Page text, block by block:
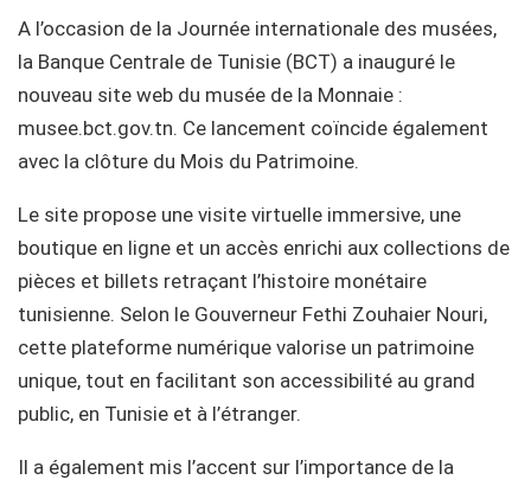
A l’occasion de la Journée internationale des musées,
la Banque Centrale de Tunisie (BCT) a inauguré le
nouveau site web du musée de la Monnaie :
musee.bct.gov.tn. Ce lancement coïncide également
avec la clôture du Mois du Patrimoine.
Le site propose une visite virtuelle immersive, une
boutique en ligne et un accès enrichi aux collections de
pièces et billets retraçant l’histoire monétaire
tunisienne. Selon le Gouverneur Fethi Zouhaier Nouri,
cette plateforme numérique valorise un patrimoine
unique, tout en facilitant son accessibilité au grand
public, en Tunisie et à l’étranger.
Il a également mis l’accent sur l’importance de la